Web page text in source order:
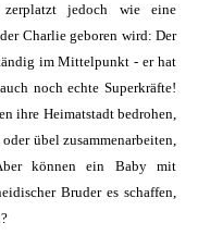
jedoch wie eine
Charlie geboren wird: Der
im Mittelpunkt - er hat
noch echte Superkräfte!
ihre Heimatstadt bedrohen,
übel zusammenarbeiten,
können ein Baby mit
Bruder es schaffen,